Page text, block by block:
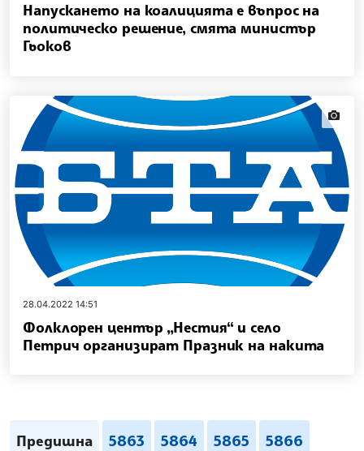
Напускането на коалицията е въпрос на
политическо решение, смята министър
Гьоков
28.04.2022 14:51
Фолклорен център „Нестия“ и село
Петрич организират Празник на накита
Предишна 5863 5864 5865 5866